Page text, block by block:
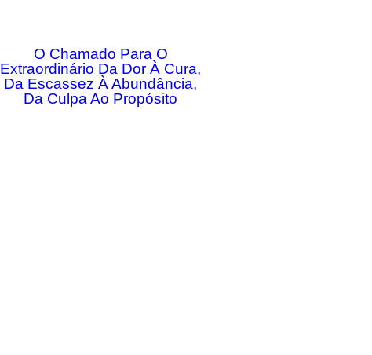
O Chamado Para O
Extraordinário Da Dor À Cura,
Da Escassez À Abundância,
Da Culpa Ao Propósito